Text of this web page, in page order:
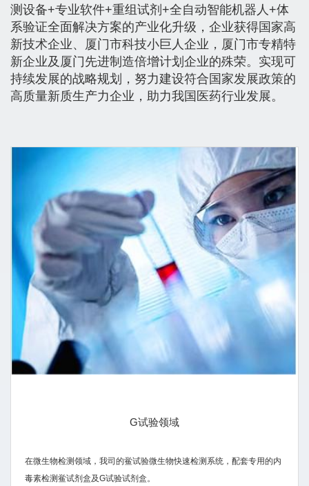
测设备+专业软件+重组试剂+全自动智能机器人+体
系验证全面解决方案的产业化升级，企业获得国家高
新技术企业、厦门市科技小巨人企业，厦门市专精特
新企业及厦门先进制造倍增计划企业的殊荣。实现可
持续发展的战略规划，努力建设符合国家发展政策的
高质量新质生产力企业，助力我国医药行业发展。
G试验领域
在微生物检测领域，我司的鲎试验微生物快速检测系统，配套专用的内
毒素检测鲎试剂盒及G试验试剂盒。